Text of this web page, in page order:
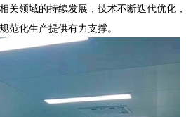
关领域的持续发展，技术不断迭代优化，
范化生产提供有力支撑。